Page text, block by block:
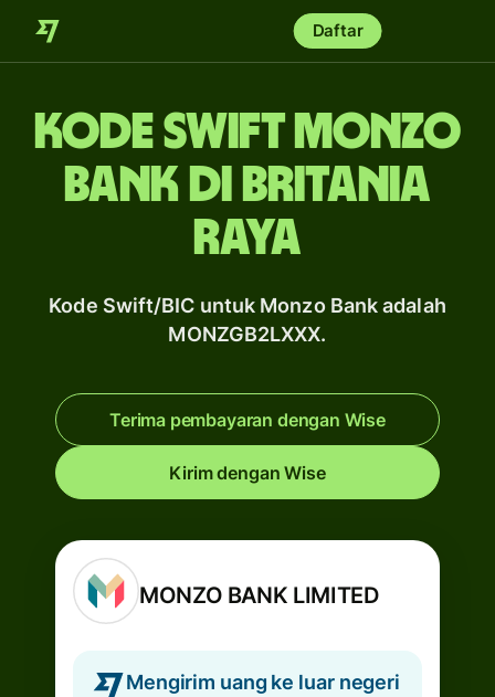
Daftar
Kode Swift Monzo
Bank di Britania
Raya
Kode Swift/BIC untuk Monzo Bank adalah
MONZGB2LXXX.
Terima pembayaran dengan Wise
Kirim dengan Wise
MONZO BANK LIMITED
Mengirim uang ke luar negeri